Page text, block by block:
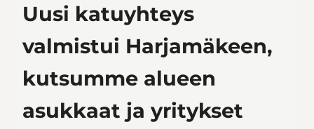
Uusi katuyhteys
valmistui Harjamäkeen,
kutsumme alueen
asukkaat ja yritykset